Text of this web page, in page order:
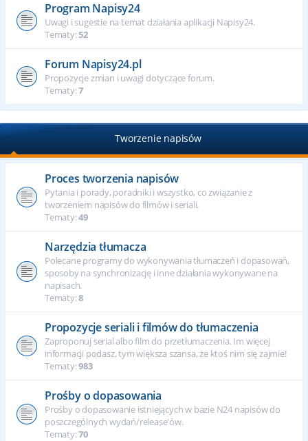
Program Napisy24
Uwagi i sugestie na temat działania aplikacji Napisy24.
Tematy:52
Forum Napisy24.pl
Propozycje zmian i uwagi dotyczące forum.
Tematy:7
Tworzenie napisów
Proces tworzenia napisów
Pytania i porady, poradniki i wszystko, co związanie z
tworzeniem napisów do filmów i seriali.
Tematy:49
Narzędzia tłumacza
Polecane programy do wykonywania tłumaczeń i dopasowań,
sposoby na synchronizację i inne działania wykonywane na
napisach.
Tematy:8
Propozycje seriali i filmów do tłumaczenia
Zaproponuj serial albo film do przetłumaczenia. Im więcej
informacji podasz, tym większa szansa, że ktoś nim się zajmie!
Tematy:983
Prośby o dopasowania
Prośby o dopasowanie istniejących w bazie N24 napisów do
poszczególnych wydań/release'ów.
Tematy:70